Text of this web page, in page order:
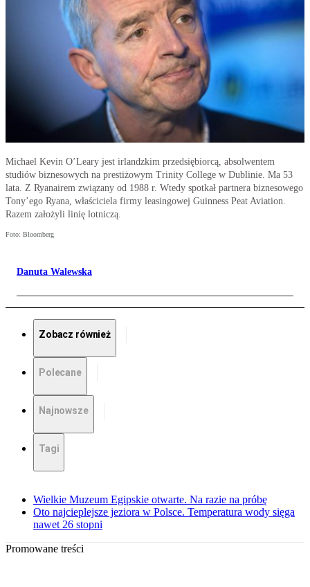
Michael Kevin O’Leary jest irlandzkim przedsiębiorcą, absolwentem
studiów biznesowych na prestiżowym Trinity College w Dublinie. Ma 53
lata. Z Ryanairem związany od 1988 r. Wtedy spotkał partnera biznesowego
Tony’ego Ryana, właściciela firmy leasingowej Guinness Peat Aviation.
Razem założyli linię lotniczą.
Foto: Bloomberg
Danuta Walewska
Zobacz również
Polecane
Najnowsze
Tagi
Wielkie Muzeum Egipskie otwarte. Na razie na próbę
Oto najcieplejsze jeziora w Polsce. Temperatura wody sięga
nawet 26 stopni
Promowane treści